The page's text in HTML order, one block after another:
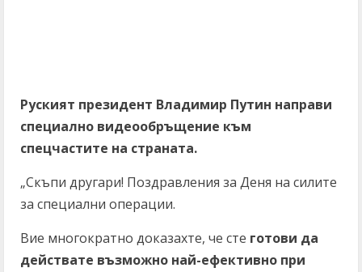
Руският президент Владимир Путин направи
специално видеообръщение към
спецчастите на страната.
„Скъпи другари! Поздравления за Деня на силите
за специални операции.
Вие многократно доказахте, че сте готови да
действате възможно най-ефективно при